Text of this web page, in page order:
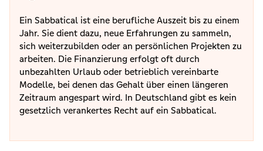
Ein Sabbatical ist eine berufliche Auszeit bis zu einem
Jahr. Sie dient dazu, neue Erfahrungen zu sammeln,
sich weiterzubilden oder an persönlichen Projekten zu
arbeiten. Die Finanzierung erfolgt oft durch
unbezahlten Urlaub oder betrieblich vereinbarte
Modelle, bei denen das Gehalt über einen längeren
Zeitraum angespart wird. In Deutschland gibt es kein
gesetzlich verankertes Recht auf ein Sabbatical.